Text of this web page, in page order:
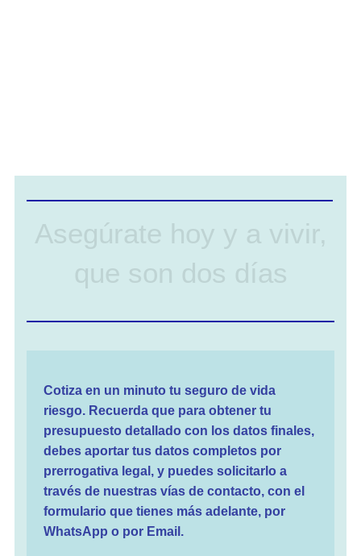
Asegúrate hoy y a vivir,
que son dos días
Cotiza en un minuto tu seguro de vida
riesgo. Recuerda que para obtener tu
presupuesto detallado con los datos finales,
debes aportar tus datos completos por
prerrogativa legal, y puedes solicitarlo a
través de nuestras vías de contacto, con el
formulario que tienes más adelante, por
WhatsApp o por Email.